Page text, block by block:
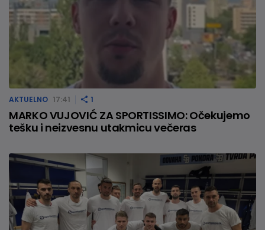
AKTUELNO 17:41 1
MARKO VUJOVIĆ ZA SPORTISSIMO: Očekujemo
tešku i neizvesnu utakmicu večeras